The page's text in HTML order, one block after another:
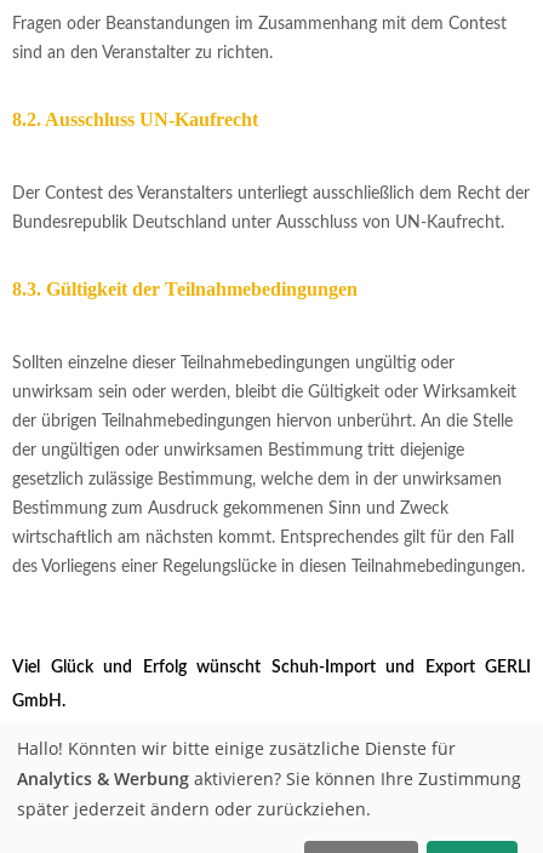
Fragen oder Beanstandungen im Zusammenhang mit dem Contest
sind an den Veranstalter zu richten.
8.2. Ausschluss UN-Kaufrecht
Der Contest des Veranstalters unterliegt ausschließlich dem Recht der
Bundesrepublik Deutschland unter Ausschluss von UN-Kaufrecht.
8.3. Gültigkeit der Teilnahmebedingungen
Sollten einzelne dieser Teilnahmebedingungen ungültig oder
unwirksam sein oder werden, bleibt die Gültigkeit oder Wirksamkeit
der übrigen Teilnahmebedingungen hiervon unberührt. An die Stelle
der ungültigen oder unwirksamen Bestimmung tritt diejenige
gesetzlich zulässige Bestimmung, welche dem in der unwirksamen
Bestimmung zum Ausdruck gekommenen Sinn und Zweck
wirtschaftlich am nächsten kommt. Entsprechendes gilt für den Fall
des Vorliegens einer Regelungslücke in diesen Teilnahmebedingungen.
Viel Glück und Erfolg wünscht Schuh-Import und Export GERLI
GmbH.
Schuh-Import und Export GERLI GmbH, Mai 2023
Kontakt
Karriere EN DE FR ES
Hallo! Könnten wir bitte einige zusätzliche Dienste für
Analytics & Werbung aktivieren? Sie können Ihre Zustimmung
später jederzeit ändern oder zurückziehen.